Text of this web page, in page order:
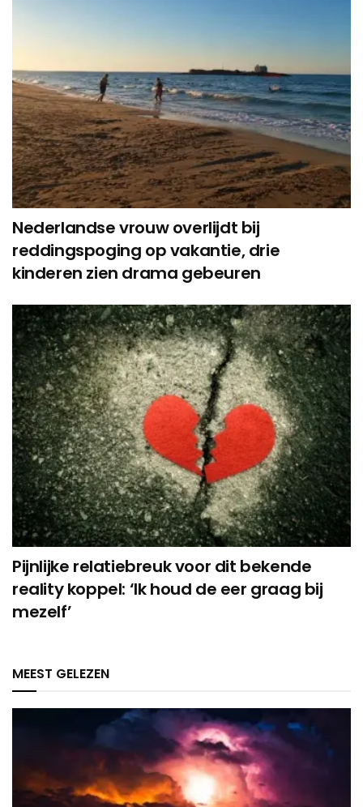
Nederlandse vrouw overlijdt bij
reddingspoging op vakantie, drie
kinderen zien drama gebeuren
Pijnlijke relatiebreuk voor dit bekende
reality koppel: ‘Ik houd de eer graag bij
mezelf’
MEEST GELEZEN